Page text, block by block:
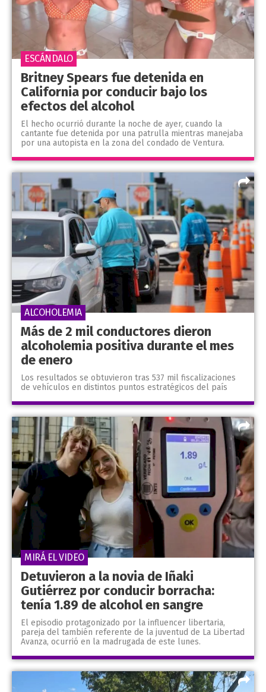
Britney Spears fue detenida en
California por conducir bajo los
efectos del alcohol
El hecho ocurrió durante la noche de ayer, cuando la
cantante fue detenida por una patrulla mientras manejaba
por una autopista en la zona del condado de Ventura.
ESCÁNDALO
Más de 2 mil conductores dieron
alcoholemia positiva durante el mes
de enero
Los resultados se obtuvieron tras 537 mil fiscalizaciones
de vehículos en distintos puntos estratégicos del país
ALCOHOLEMIA
Detuvieron a la novia de Iñaki
Gutiérrez por conducir borracha:
tenía 1.89 de alcohol en sangre
El episodio protagonizado por la influencer libertaria,
pareja del también referente de la juventud de La Libertad
Avanza, ocurrió en la madrugada de este lunes.
MIRÁ EL VIDEO